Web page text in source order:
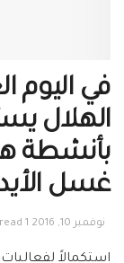
في اليوم
بأنشطة
غسل
نوفمبر 10, 2016 1 min read
استكمالاً